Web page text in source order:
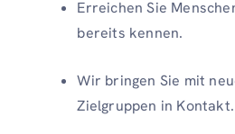
Erreichen Sie
bereits kennen.
Wir bringen Sie mit
Zielgruppen in Kontakt.